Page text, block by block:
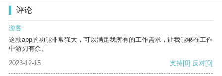
评论
游客
这款app的功能非常强大，可以满足我所有的工作需求，让我能够在工作
中游刃有余。
2023-12-15
支持[0] 反对[0]